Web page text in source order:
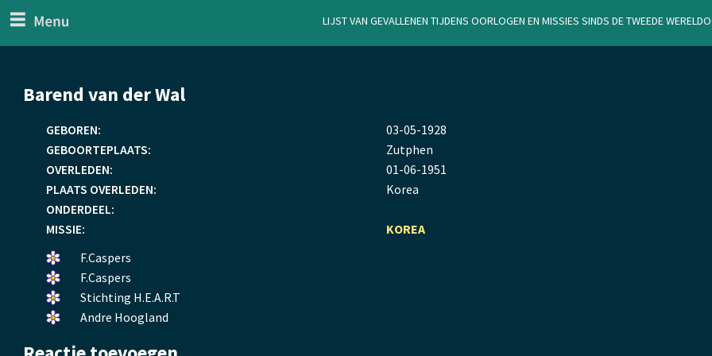
Lijst van gevallenen tijdens oorlogen en missies sinds de Tweede
Generaal
Barend van der Wal
GEBOREN: 03-05-1928
GEBOORTEPLAATS:
Zutphen
OVERLEDEN:
01-06-1951
PLAATS OVERLEDEN:
Korea
ONDERDEEL:
MISSIE:
KOREA
Een
bloemetje
gelegd.
F.Caspers
Een
bloemetje
gelegd.
F.Caspers
Een
bloemetje
Stichting H.E.A.R.T
Een
Andre Hoogland